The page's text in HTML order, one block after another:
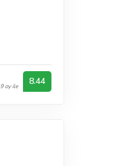
9 oy ile 8.44